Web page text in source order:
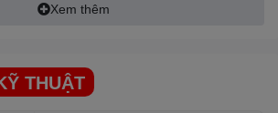
7000 trang, người dùng có thể thoải mái in
chi phí mực hoặc mực nhanh hết.
Xem thêm
THUẬT